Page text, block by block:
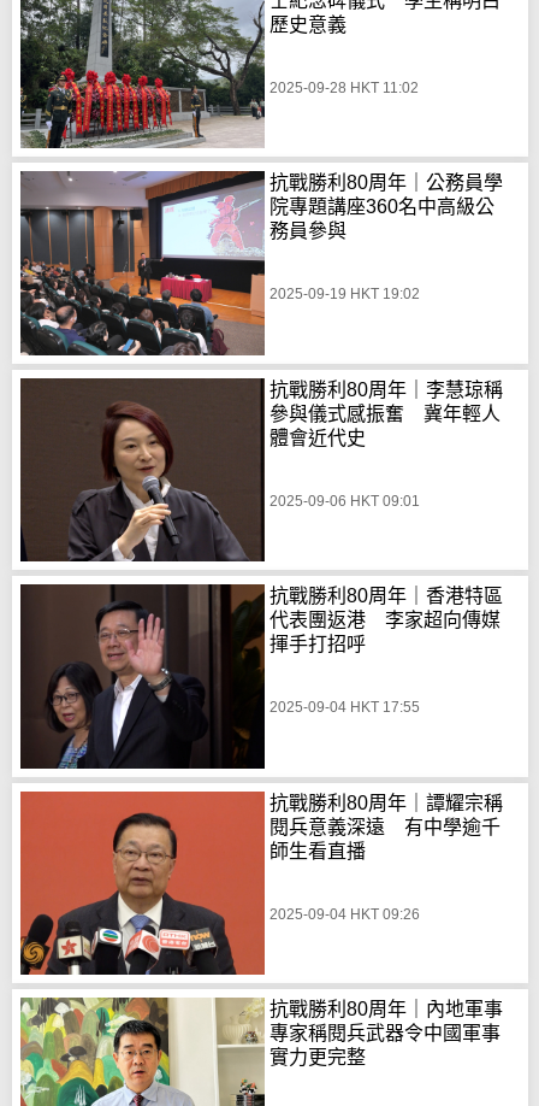
歷史意義
2025-09-28 HKT 11:02
抗戰勝利80周年｜公務員學
院專題講座360名中高級公
務員參與
2025-09-19 HKT 19:02
抗戰勝利80周年｜李慧琼稱
參與儀式感振奮 冀年輕人
體會近代史
2025-09-06 HKT 09:01
抗戰勝利80周年｜香港特區
代表團返港 李家超向傳媒
揮手打招呼
2025-09-04 HKT 17:55
抗戰勝利80周年｜譚耀宗稱
閱兵意義深遠 有中學逾千
師生看直播
2025-09-04 HKT 09:26
抗戰勝利80周年｜內地軍事
專家稱閱兵武器令中國軍事
實力更完整